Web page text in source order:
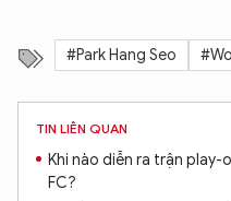
#Park Hang Seo
TIN LIÊN QUAN
Khi nào diễn ra trận play-
FC?